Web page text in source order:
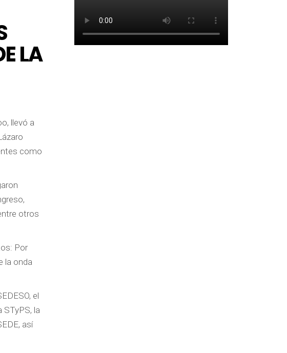
LA
llevó a
como
otros
Por
la onda
el
STyPS, la
así